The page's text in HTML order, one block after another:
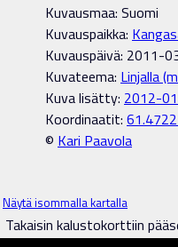
Kuvausmaa: Suomi
Kuvauspaikka:
Kuvauspäivä: 2011-
Kuvateema: Linjalla
Kuva lisätty: 2012-
Koordinaatit:
© Kari Paavola
Näytä isommalla kartalla
Takaisin kalustokorttiin